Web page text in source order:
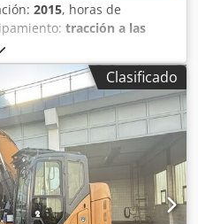
2015, horas de
tracción a las
Modelo: 1650M Peso en vacío:
Ajzhyrmeidjrf Horas de
Asiento calefactado - Aire
trasero con 3 dientes -
de la cabina en la
(plegable
asistencia
arrendamiento a través
sin garantía. Salvo
Clasificado